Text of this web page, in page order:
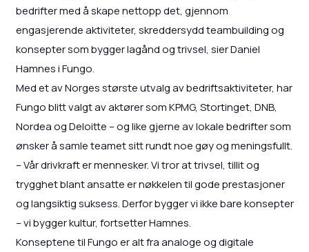
bedrifter med å skape nettopp det, gjennom
engasjerende aktiviteter, skreddersydd teambuilding og
konsepter som bygger lagånd og trivsel, sier Daniel
Hamnes i Fungo.
Med et av Norges største utvalg av bedriftsaktiviteter, har
Fungo blitt valgt av aktører som KPMG, Stortinget, DNB,
Nordea og Deloitte – og like gjerne av lokale bedrifter som
ønsker å samle teamet sitt rundt noe gøy og meningsfullt.
– Vår drivkraft er mennesker. Vi tror at trivsel, tillit og
trygghet blant ansatte er nøkkelen til gode prestasjoner
og langsiktig suksess. Derfor bygger vi ikke bare konsepter
– vi bygger kultur, fortsetter Hamnes.
Konseptene til Fungo er alt fra analoge og digitale